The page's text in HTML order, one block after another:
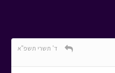
ד' תשרי תשפ"א